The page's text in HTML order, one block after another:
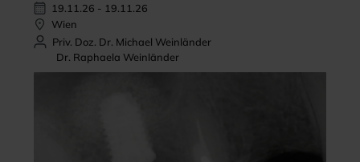
19.11.26 - 19.11.26
Wien
Priv. Doz. Dr. Michael Weinländer
Dr. Raphaela Weinländer